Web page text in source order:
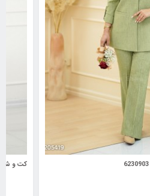
کت و شلوار